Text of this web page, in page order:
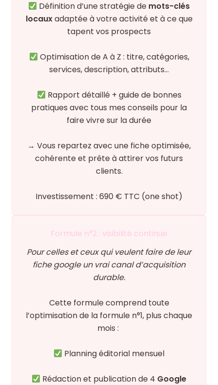
Définition d’une stratégie de mots-clés
locauxadaptée à votre activité et à ce que
tapent vos prospects
Optimisation de A à Z : titre, catégories,
services, description, attributs…
Rapport détaillé + guide de bonnes
pratiques avec tous mes conseils pour la
faire vivre sur la durée
→ Vous repartez avec une fiche optimisée,
cohérente et prête à attirer vos futurs
clients.
Investissement : 690 € TTC (one shot)
Formule n°2 : visibilité continue
Pour celles et ceux qui veulent faire de leur
fiche google un vrai canal d’acquisition
durable.
Cette formule comprend toute
l’optimisation de la formule n°1, plus chaque
mois :
Planning éditorial mensuel
Rédaction et publication de 4 Google